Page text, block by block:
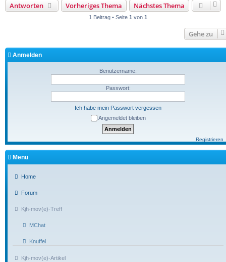
Antworten Vorheriges Thema Nächstes Thema
1 Beitrag • Seite 1 von 1
Gehe zu
Anmelden
Benutzername:
Passwort:
Ich habe mein Passwort vergessen
Angemeldet bleiben
Registrieren
Menü
Home
Forum
Kjh-mov(e)-Treff
MChat
Knuffel
Kjh-mov(e)-Artikel